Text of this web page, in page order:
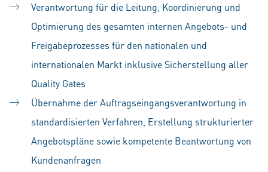
Verantwortung für die Leitung, Koordinierung und
Optimierung des gesamten internen Angebots- und
Freigabeprozesses für den nationalen und
internationalen Markt inklusive Sicherstellung aller
Quality Gates
Übernahme der Auftragseingangsverantwortung in
standardisierten Verfahren, Erstellung strukturierter
Angebotspläne sowie kompetente Beantwortung von
Kundenanfragen